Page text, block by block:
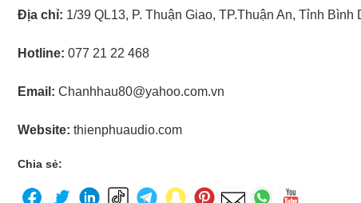
Địa chỉ: 1/39 QL13, P. Thuận Giao, TP.Thuận An, Tỉnh Bình
Hotline: 077 21 22 468
Email: Chanhhau80@yahoo.com.vn
Website: thienphuaudio.com
Chia sẻ: